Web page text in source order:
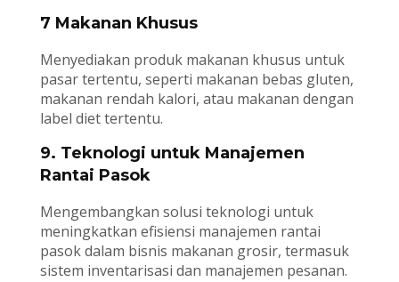
7 Makanan Khusus
Menyediakan produk makanan khusus untuk
pasar tertentu, seperti makanan bebas gluten,
makanan rendah kalori, atau makanan dengan
label diet tertentu.
9. Teknologi untuk Manajemen
Rantai Pasok
Mengembangkan solusi teknologi untuk
meningkatkan efisiensi manajemen rantai
pasok dalam bisnis makanan grosir, termasuk
sistem inventarisasi dan manajemen pesanan.